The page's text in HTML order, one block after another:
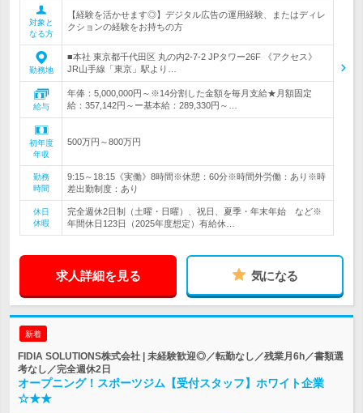
対象と
なる方
【経験を活かせます◎】デジタル広告の運用経験、またはディレ
クションの経験をお持ちの方
勤務地
■本社 東京都千代田区 丸の内2-7-2 JPタワー26F 《アクセス》
JR山手線「東京」駅より…
給与
年俸：5,000,000円～※14分割した金額を毎月支給★月額固定
給：357,142円～ー基本給：289,330円～…
初年度
年収
500万円～800万円
勤務
時間
9:15～18:15《実働》8時間※休憩：60分※時間外労働：あり※時
差出勤制度：あり
休日
休暇
完全週休2日制（土曜・日曜）、祝日、夏季・年末年始 など※
年間休日123日（2025年度想定）有給休…
求人詳細を見る 気になる
新着
FIDIA SOLUTIONS株式会社 | 未経験歓迎◎／転勤なし／残業月6h／書類選
考なし／完全週休2日
オープニング！スポーツジム【受付スタッフ】ホワイト企業
☆★★